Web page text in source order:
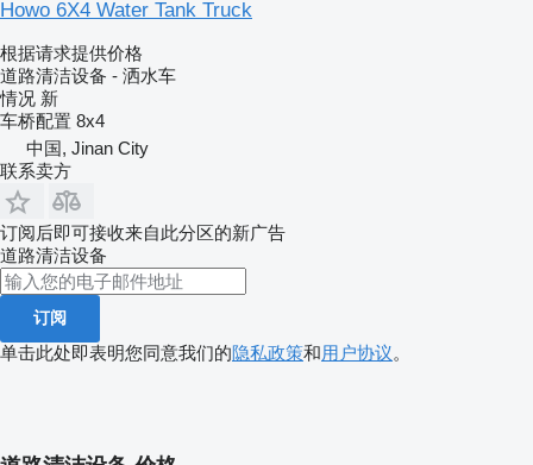
Howo 6X4 Water Tank Truck
根据请求提供价格
道路清洁设备 - 洒水车
情况 新
车桥配置 8x4
中国, Jinan City
联系卖方
订阅后即可接收来自此分区的新广告
道路清洁设备
订阅
单击此处即表明您同意我们的隐私政策和用户协议。